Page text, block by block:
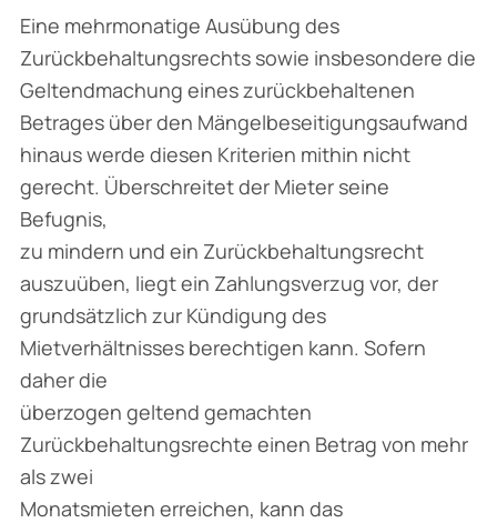
Eine mehrmonatige Ausübung des
Zurückbehaltungsrechts sowie insbesondere die
Geltendmachung eines zurückbehaltenen
Betrages über den Mängelbeseitigungsaufwand
hinaus werde diesen Kriterien mithin nicht
gerecht. Überschreitet der Mieter seine
Befugnis,
zu mindern und ein Zurückbehaltungsrecht
auszuüben, liegt ein Zahlungsverzug vor, der
grundsätzlich zur Kündigung des
Mietverhältnisses berechtigen kann. Sofern
daher die
überzogen geltend gemachten
Zurückbehaltungsrechte einen Betrag von mehr
als zwei
Monatsmieten erreichen, kann das